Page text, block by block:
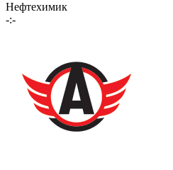
Нефтехимик
-:-